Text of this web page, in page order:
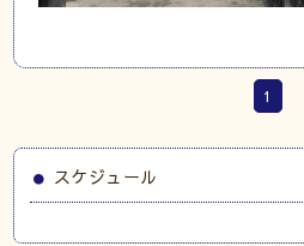
1
スケジュール